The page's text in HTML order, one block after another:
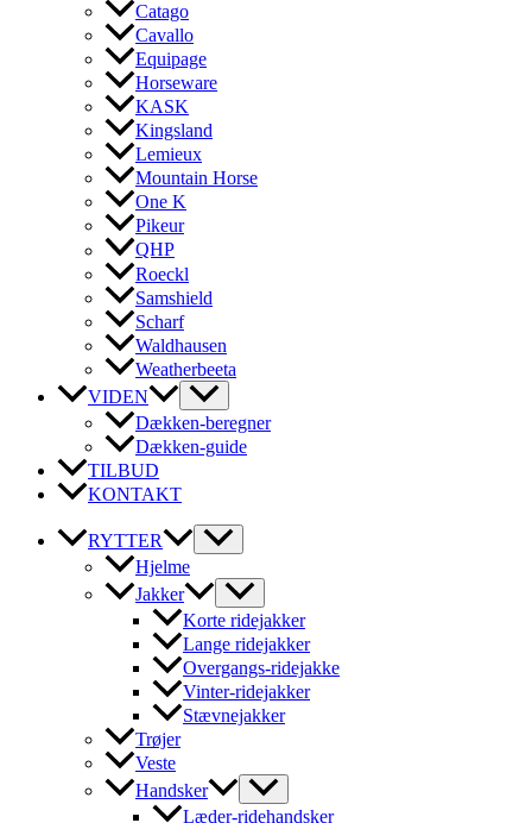
Catago
Cavallo
Equipage
Horseware
KASK
Kingsland
Lemieux
Mountain Horse
One K
Pikeur
QHP
Roeckl
Samshield
Scharf
Waldhausen
Weatherbeeta
VIDEN
Dækken-beregner
Dækken-guide
TILBUD
KONTAKT
RYTTER
Hjelme
Jakker
Korte ridejakker
Lange ridejakker
Overgangs-ridejakke
Vinter-ridejakker
Stævnejakker
Trøjer
Veste
Handsker
Læder-ridehandsker